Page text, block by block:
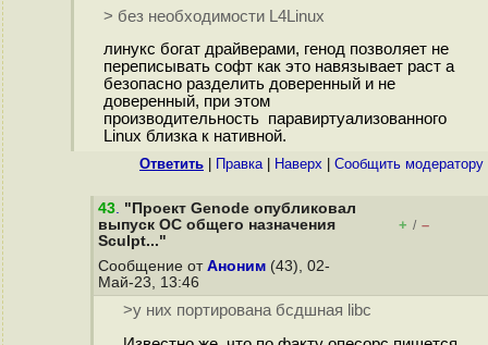
> без необходимости L4Linux
линукс богат драйверами, генод позволяет не
переписывать софт как это навязывает раст а
безопасно разделить доверенный и не
доверенный, при этом
производительность паравиртуализованного
Linux близка к нативной.
Ответить Правка| Наверх Cообщить модератору
43. "Проект Genode опубликовал
выпуск ОС общего назначения
Sculpt..."
+ / –
Сообщение от Аноним (43), 02-
Май-23, 13:46
>у них портирована бсдшная libc